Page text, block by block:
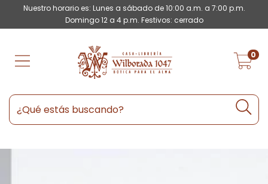
Nuestro horario es: Lunes a sábado de 10:00 a.m. a 7:00 p.m.
Domingo 12 a 4 p.m. Festivos: cerrado
0